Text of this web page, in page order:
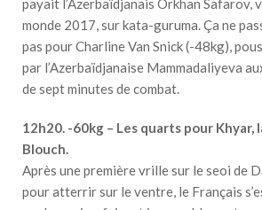
payait l’Azerbaïdjanais Orkhan Safarov,
monde 2017, sur kata-guruma. Ça ne
pas pour Charline Van Snick (-48kg),
par l’Azerbaïdjanaise Mammadaliyeva
de sept minutes de combat.
12h20. -60kg – Les quarts pour Khyar,
Blouch.
Après une première vrille sur le seoi de
pour atterrir sur le ventre, le Français